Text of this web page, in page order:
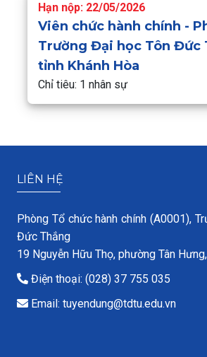
Hạn nộp: 22/05/2026
Viên chức hành chính -
Trường Đại học Tôn Đức
tỉnh Khánh Hòa
Chỉ tiêu: 1 nhân sự
LIÊN HỆ
Phòng Tổ chức hành chính (A0001),
Đức Thắng
19 Nguyễn Hữu Thọ, phường Tân
Điện thoại: (028) 37 755 035
Email: tuyendung@tdtu.edu.vn